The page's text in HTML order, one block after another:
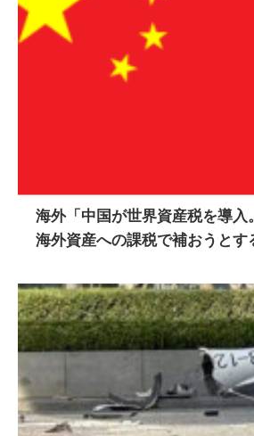
海外「中国が世界資産税を導入
海外資産への課税で補おうとす